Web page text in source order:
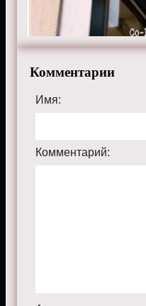
на сайте
Комментарии
Имя:
Комментарий: